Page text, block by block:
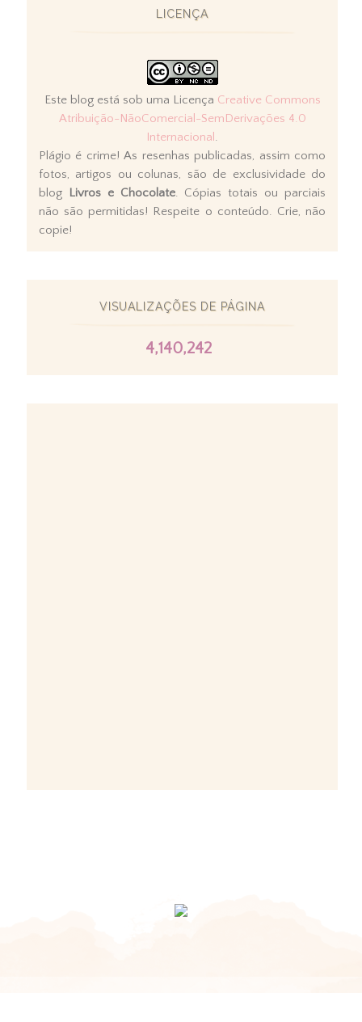
LICENÇA
Este blog está sob uma Licença Creative Commons
Atribuição-NãoComercial-SemDerivações 4.0
Internacional .
Plágio é crime! As resenhas publicadas, assim como
fotos, artigos ou colunas, são de exclusividade do
blog Livros e Chocolate. Cópias totais ou parciais
não são permitidas! Respeite o conteúdo. Crie, não
copie!
VISUALIZAÇÕES DE PÁGINA
4,140,242